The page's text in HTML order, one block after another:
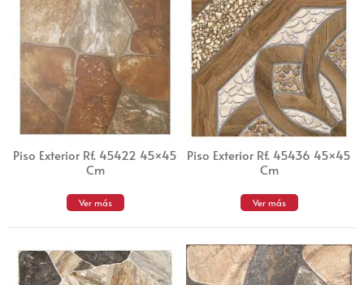
Piso Exterior Rf. 45422 45×45
Cm
Ver más
Piso Exterior Rf. 45436 45×45
Cm
Ver más